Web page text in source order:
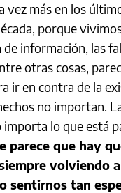
vez más en los
porque
de información, las
otras cosas,
ir en contra de la
no importan.
lo que está
parece que hay
volviendo
sentirnos tan